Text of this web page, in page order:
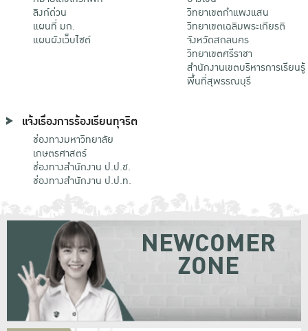
ลิงก์ด่วน
แผนที่ มก.
แผนผังเว็บไซต์
วิทยาเขตกําแพงแสน
วิทยาเขตเฉลิมพระเกียรติ
จังหวัดสกลนคร
วิทยาเขตศรีราชา
สำนักงานเขตบริหารการเรียนรู้
พื้นที่สุพรรณบุรี
แจ้งเรื่องการร้องเรียนทุจริต
ช่องทางมหาวิทยาลัย
เกษตรศาสตร์
ช่องทางสำนักงาน ป.ป.ช.
ช่องทางสำนักงาน ป.ป.ท.
NEWCOMER
ZONE